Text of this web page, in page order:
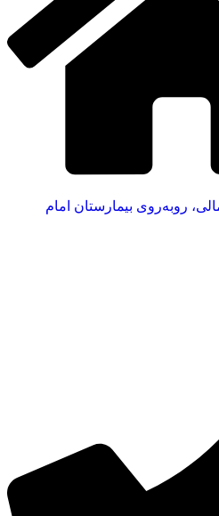
روبه‌روی بیمارستان امام